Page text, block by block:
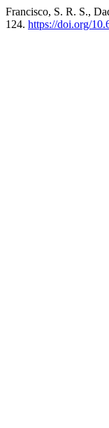
Francisco, S. R. S.,
124. https://doi.org/